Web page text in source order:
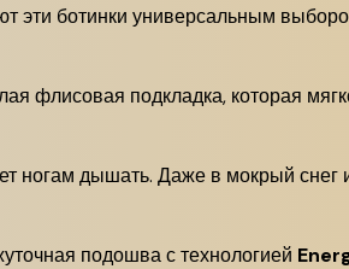
эти ботинки универсальным
флисовая подкладка, которая
ногам дышать. Даже в мокрый снег
подошва с технологией